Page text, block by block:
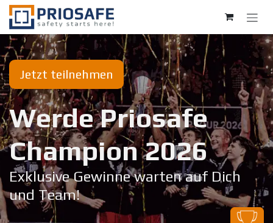
Zum Inhalt springen
Jetzt teilnehmen
Werde Priosafe
Champion 20​26
Exklusive Gewinne warten auf Dich
und Team!